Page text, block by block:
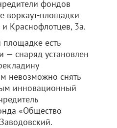
фондов
воркаут-площадки
Краснофлотцев, 3а.
есть
— снаряд установлен
невозможно снять
инновационный
«Общество